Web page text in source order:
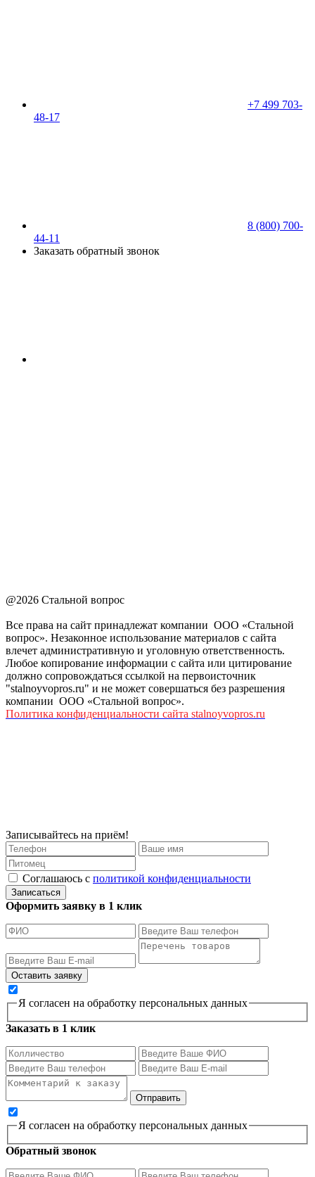
+7 499 703-
48-17
8 (800) 700-
44-11
Заказать обратный звонок
@2026 Стальной вопрос
Все права на сайт принадлежат компании ООО «Стальной
вопрос». Незаконное использование материалов с сайта
влечет административную и уголовную ответственность.
Любое копирование информации с сайта или цитирование
должно сопровождаться ссылкой на первоисточник
"stalnoyvopros.ru" и не может совершаться без разрешения
компании ООО «Стальной вопрос».
Политика конфиденциальности сайта stalnoyvopros.ru
Записывайтесь на приём!
Соглашаюсь с политикой конфиденциальности
Записаться
Оформить заявку в 1 клик
Я согласен на обработку персональных данных
Заказать в 1 клик
Я согласен на обработку персональных данных
Обратный звонок